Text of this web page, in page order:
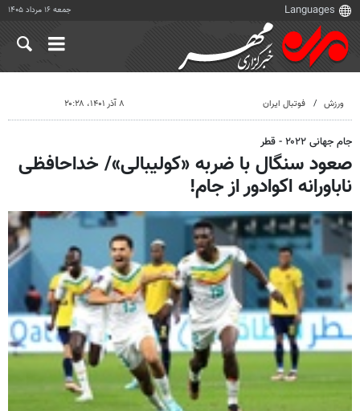
جمعه ۱۶ مرداد ۱۴۰۵
ورزش فوتبال ایران ۸ آذر ۱۴۰۱، ۲۰:۲۸
جام جهانی ۲۰۲۲ - قطر
صعود سنگال با ضربه «کولیبالی»/ خداحافظی
ناباورانه اکوادور از جام!